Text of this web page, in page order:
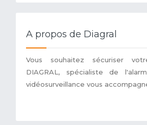
A propos de Diagral
Vous souhaitez sécuriser
DIAGRAL, spécialiste de
vidéosurveillance vous